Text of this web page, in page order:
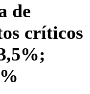
de
críticos